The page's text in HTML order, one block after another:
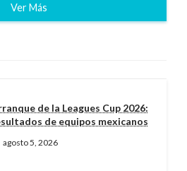
Ver Más
de la Leagues Cup 2026:
de equipos mexicanos
agosto 5, 2026